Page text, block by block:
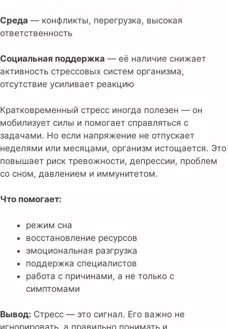
Среда — конфликты, перегрузка, высокая
ответственность
Социальная поддержка — её наличие снижает
активность стрессовых систем организма,
отсутствие усиливает реакцию
Кратковременный стресс иногда полезен — он
мобилизует силы и помогает справляться с
задачами. Но если напряжение не отпускает
неделями или месяцами, организм истощается. Это
повышает риск тревожности, депрессии, проблем
со сном, давлением и иммунитетом.
Что помогает:
режим сна
восстановление ресурсов
эмоциональная разгрузка
поддержка специалистов
работа с причинами, а не только с
симптомами
Вывод: Стресс — это сигнал. Его важно не
игнорировать, а правильно понимать и